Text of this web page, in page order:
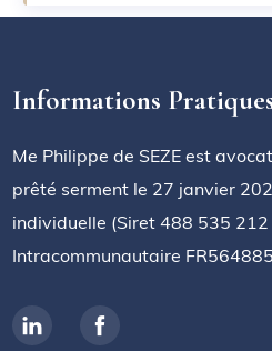
Informations
Me Philippe de SEZE est
prêté serment le 27 janvier
individuelle (Siret 488 535
Intracommunautaire